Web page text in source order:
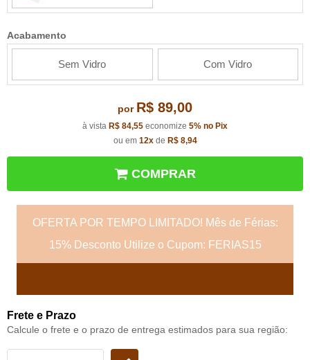
Acabamento
Sem Vidro Com Vidro
por R$ 89,00
à vista R$ 84,55 economize 5% no Pix
ou em 12xde R$ 8,94
COMPRAR
OFERTA POR TEMPO LIMITADO! Mês de Férias:
15% Desconto Utilize o Cupom: FERIAS15
Frete e Prazo
Calcule o frete e o prazo de entrega estimados para sua região: